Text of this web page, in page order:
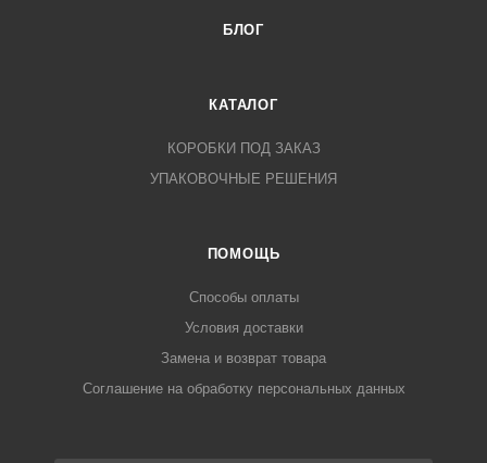
БЛОГ
КАТАЛОГ
КОРОБКИ ПОД ЗАКАЗ
УПАКОВОЧНЫЕ РЕШЕНИЯ
ПОМОЩЬ
Способы оплаты
Условия доставки
Замена и возврат товара
Соглашение на обработку персональных данных